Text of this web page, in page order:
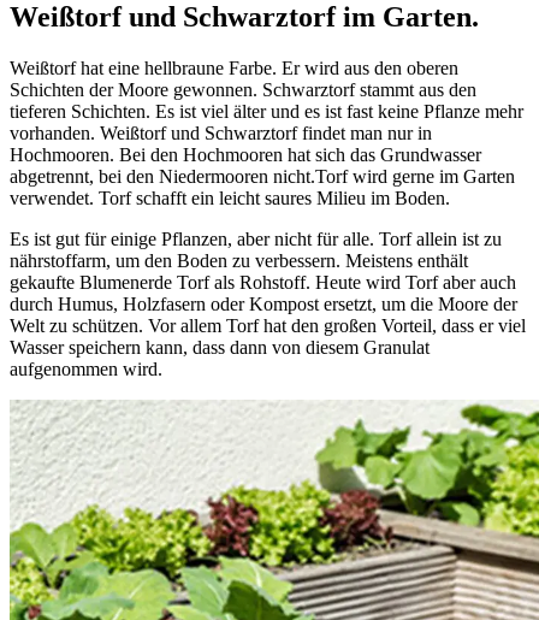
Weißtorf und Schwarztorf im Garten.
Weißtorf hat eine hellbraune Farbe. Er wird aus den oberen
Schichten der Moore gewonnen. Schwarztorf stammt aus den
tieferen Schichten. Es ist viel älter und es ist fast keine Pflanze mehr
vorhanden. Weißtorf und Schwarztorf findet man nur in
Hochmooren. Bei den Hochmooren hat sich das Grundwasser
abgetrennt, bei den Niedermooren nicht.Torf wird gerne im Garten
verwendet. Torf schafft ein leicht saures Milieu im Boden.
Es ist gut für einige Pflanzen, aber nicht für alle. Torf allein ist zu
nährstoffarm, um den Boden zu verbessern. Meistens enthält
gekaufte Blumenerde Torf als Rohstoff. Heute wird Torf aber auch
durch Humus, Holzfasern oder Kompost ersetzt, um die Moore der
Welt zu schützen. Vor allem Torf hat den großen Vorteil, dass er viel
Wasser speichern kann, dass dann von diesem Granulat
aufgenommen wird.